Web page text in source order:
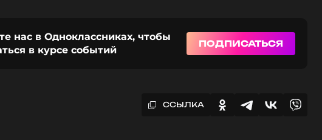
нас в Одноклассниках, чтобы
в курсе событий
ПОДПИСАТЬСЯ
ССЫЛКА